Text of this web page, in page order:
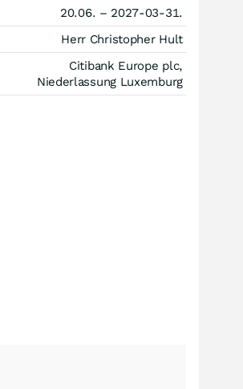
20.06. – 2027-03-31.
Herr Christopher Hult
Citibank Europe plc,
Niederlassung Luxemburg